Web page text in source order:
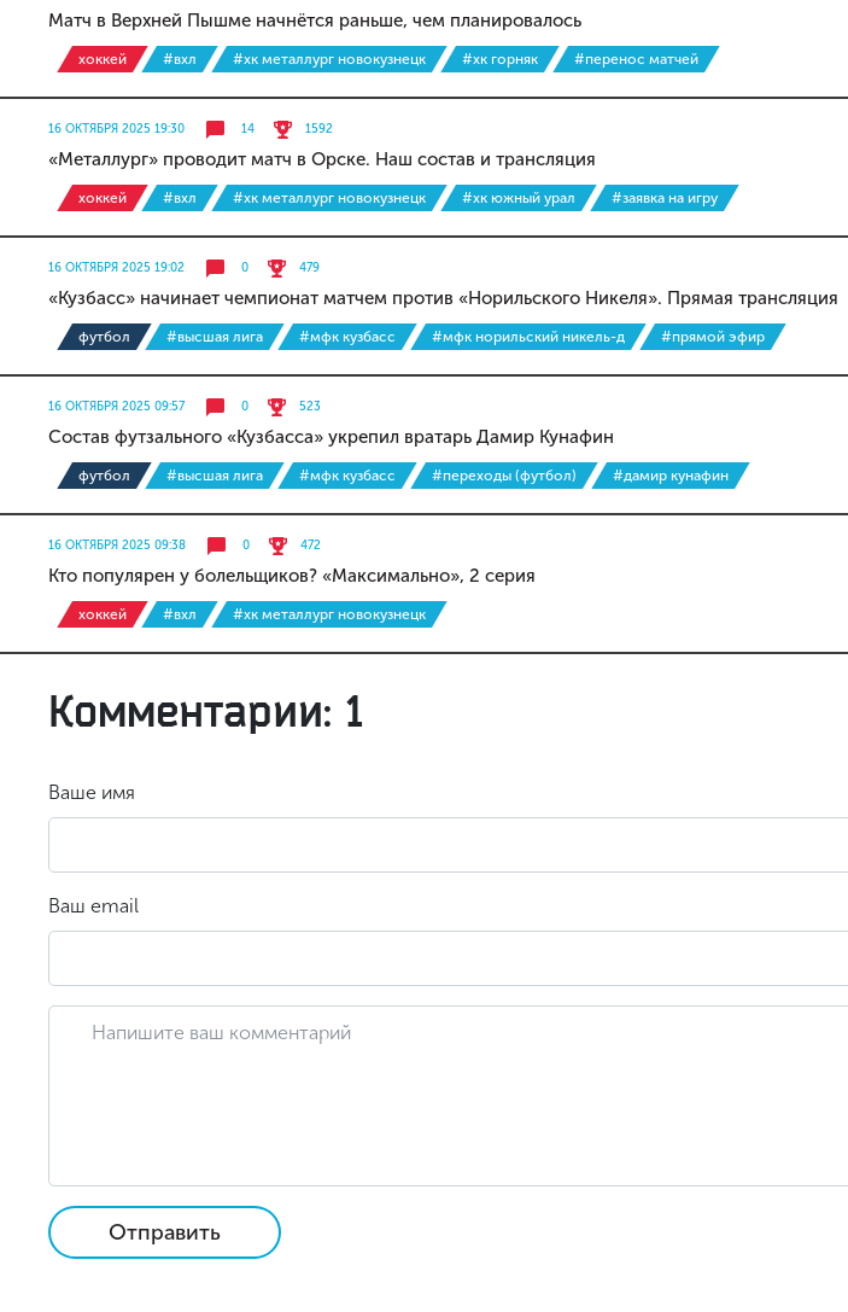
Матч в Верхней Пышме начнётся раньше, чем планировалось
хоккей #вхл #хк металлург новокузнецк #хк горняк #перенос матчей
16 ОКТЯБРЯ 2025 19:30 14 1592
«Металлург» проводит матч в Орске. Наш состав и трансляция
хоккей #вхл #хк металлург новокузнецк #хк южный урал #заявка на игру
16 ОКТЯБРЯ 2025 19:02 0 479
«Кузбасс» начинает чемпионат матчем против «Норильского Никеля». Прямая трансляция
футбол #высшая лига #мфк кузбасс #мфк норильский никель-д #прямой эфир
16 ОКТЯБРЯ 2025 09:57 0 523
Состав футзального «Кузбасса» укрепил вратарь Дамир Кунафин
футбол #высшая лига #мфк кузбасс #переходы (футбол) #дамир кунафин
16 ОКТЯБРЯ 2025 09:38 0 472
Кто популярен у болельщиков? «Максимально», 2 серия
хоккей #вхл #хк металлург новокузнецк
Комментарии: 1
Ваше имя
Ваш email
Отправить